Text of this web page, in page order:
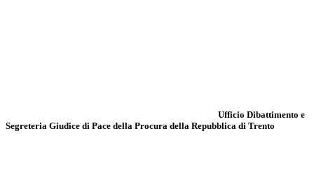
Ufficio Dibattimento e
Segreteria Giudice di Pace della Procura della Repubblica di Trento